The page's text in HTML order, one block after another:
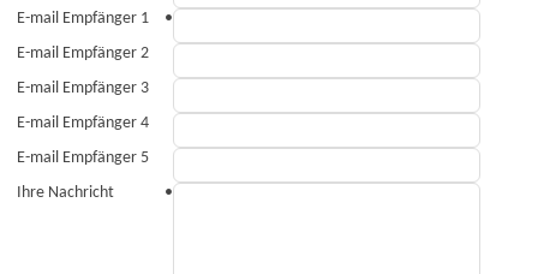
E-mail Empfänger 1
•
E-mail Empfänger 2
E-mail Empfänger 3
E-mail Empfänger 4
E-mail Empfänger 5
Ihre Nachricht
•